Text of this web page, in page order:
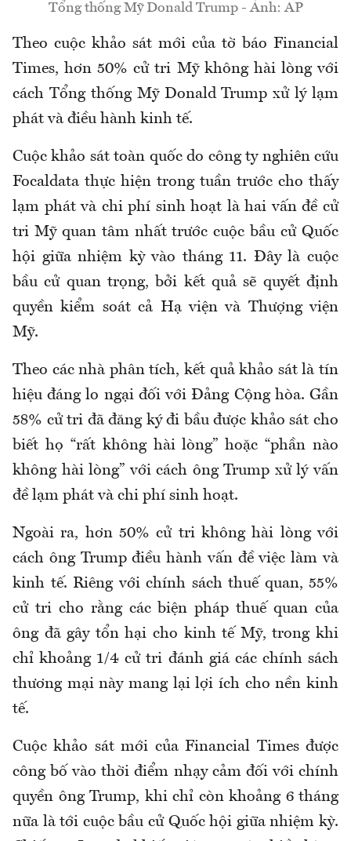
Tổng thống Mỹ Donald Trump - Ảnh: AP
Theo cuộc khảo sát mới của tờ báo Financial
Times, hơn 50% cử tri Mỹ không hài lòng với
cách Tổng thống Mỹ Donald Trump xử lý lạm
phát và điều hành kinh tế.
Cuộc khảo sát toàn quốc do công ty nghiên cứu
Focaldata thực hiện trong tuần trước cho thấy
lạm phát và chi phí sinh hoạt là hai vấn đề cử
tri Mỹ quan tâm nhất trước cuộc bầu cử Quốc
hội giữa nhiệm kỳ vào tháng 11. Đây là cuộc
bầu cử quan trọng, bởi kết quả sẽ quyết định
quyền kiểm soát cả Hạ viện và Thượng viện
Mỹ.
Theo các nhà phân tích, kết quả khảo sát là tín
hiệu đáng lo ngại đối với Đảng Cộng hòa. Gần
58% cử tri đã đăng ký đi bầu được khảo sát cho
biết họ “rất không hài lòng” hoặc “phần nào
không hài lòng” với cách ông Trump xử lý vấn
đề lạm phát và chi phí sinh hoạt.
Ngoài ra, hơn 50% cử tri không hài lòng với
cách ông Trump điều hành vấn đề việc làm và
kinh tế. Riêng với chính sách thuế quan, 55%
cử tri cho rằng các biện pháp thuế quan của
ông đã gây tổn hại cho kinh tế Mỹ, trong khi
chỉ khoảng 1/4 cử tri đánh giá các chính sách
thương mại này mang lại lợi ích cho nền kinh
tế.
Cuộc khảo sát mới của Financial Times được
công bố vào thời điểm nhạy cảm đối với chính
quyền ông Trump, khi chỉ còn khoảng 6 tháng
nữa là tới cuộc bầu cử Quốc hội giữa nhiệm kỳ.